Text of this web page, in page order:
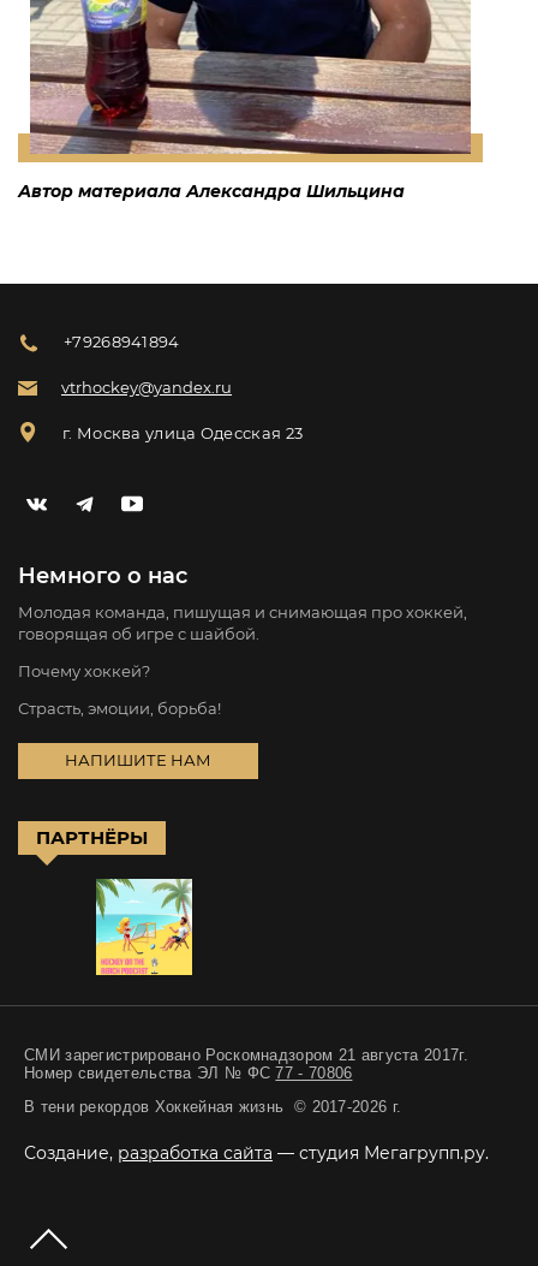
Автор материала Александра Шильцина
+79268941894
vtrhockey@yandex.ru
г. Москва улица Одесская 23
Немного о нас
Молодая команда, пишущая и снимающая про хоккей,
говорящая об игре с шайбой.
Почему хоккей?
Страсть, эмоции, борьба!
НАПИШИТЕ НАМ
ПАРТНЁРЫ
СМИ зарегистрировано Роскомнадзором 21 августа 2017г.
Номер свидетельства ЭЛ № ФС77 - 70806
В тени рекордов Хоккейная жизнь © 2017-2026 г.
Создание, разработка сайта — студия Мегагрупп.ру.